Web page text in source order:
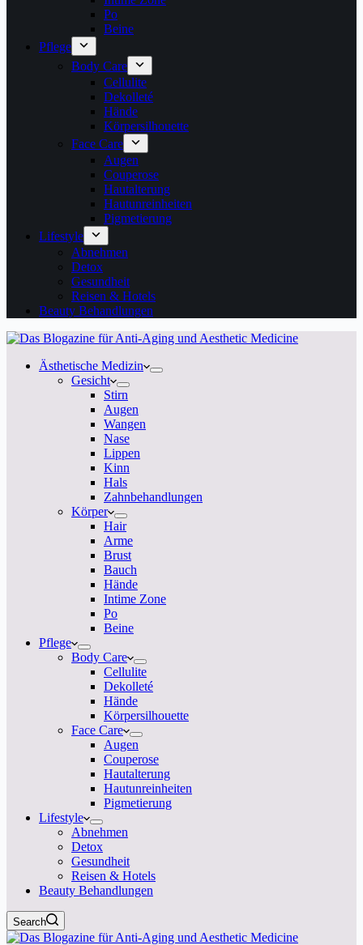
Po
Beine
Pflege
Body Care
Cellulite
Dekolleté
Hände
Körpersilhouette
Face Care
Augen
Couperose
Hautalterung
Hautunreinheiten
Pigmetierung
Lifestyle
Abnehmen
Detox
Gesundheit
Reisen & Hotels
Beauty Behandlungen
Ästhetische Medizin
Gesicht
Stirn
Augen
Wangen
Nase
Lippen
Kinn
Hals
Zahnbehandlungen
Körper
Hair
Arme
Brust
Bauch
Hände
Intime Zone
Po
Beine
Pflege
Body Care
Cellulite
Dekolleté
Hände
Körpersilhouette
Face Care
Augen
Couperose
Hautalterung
Hautunreinheiten
Pigmetierung
Lifestyle
Abnehmen
Detox
Gesundheit
Reisen & Hotels
Beauty Behandlungen
Search